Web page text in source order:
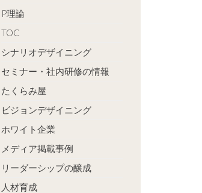
P理論
TOC
シナリオデザイニング
セミナー・社内研修の情報
たくらみ屋
ビジョンデザイニング
ホワイト企業
メディア掲載事例
リーダーシップの醸成
人材育成